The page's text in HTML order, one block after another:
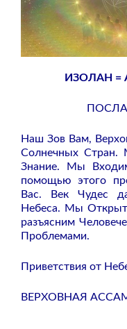
ИЗОЛАН =
Наш Зов Вам,
Солнечных
Знание. Мы
помощью этого
Вас. Век Чудес
Небеса. Мы
разъясним
Проблемами.
Приветствия от
ВЕРХОВНАЯ